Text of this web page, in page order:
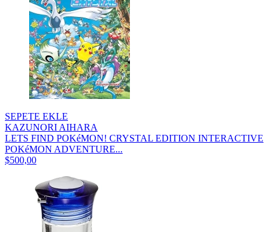
SEPETE EKLE
KAZUNORI AIHARA
LETS FIND POKéMON! CRYSTAL EDITION INTERACTIVE
POKéMON ADVENTURE...
$500,00